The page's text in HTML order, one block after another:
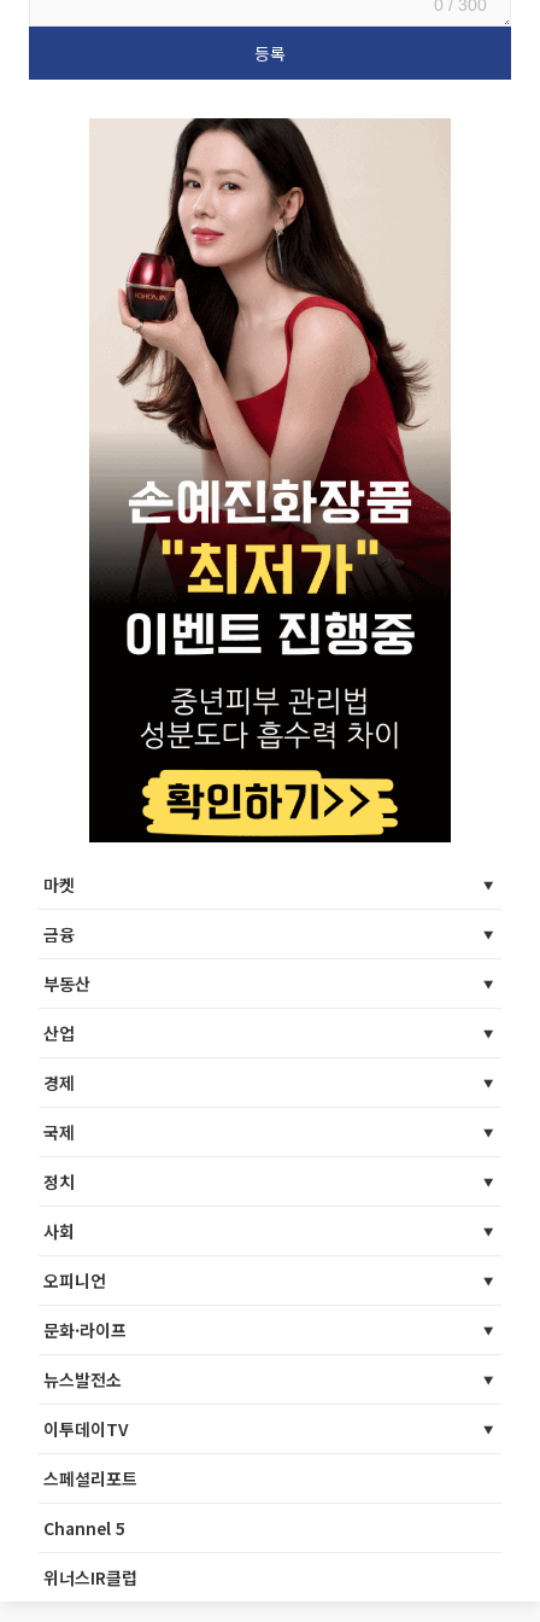
0 / 300
마켓
금융
부동산
산업
경제
국제
정치
사회
오피니언
문화·라이프
뉴스발전소
이투데이TV
스페셜리포트
Channel 5
위너스IR클럽